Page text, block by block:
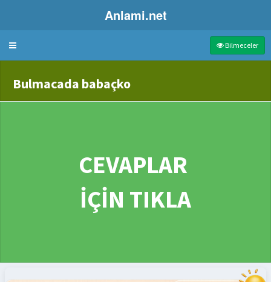
Anlami.net
Bulmaca Bilmeceler
Bulmacada babaçko
CEVAPLAR
İÇİN TIKLA